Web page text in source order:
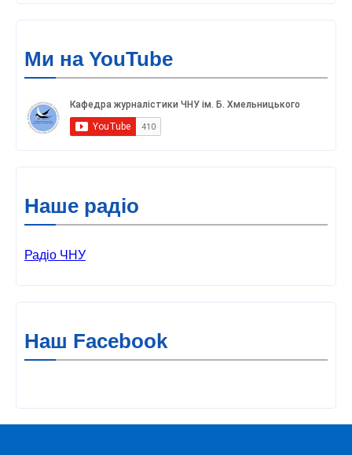
Ми на YouTube
Наше радіо
Радіо ЧНУ
Наш Facebook